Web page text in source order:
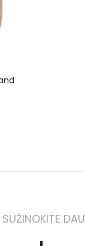
SUŽINOKITE